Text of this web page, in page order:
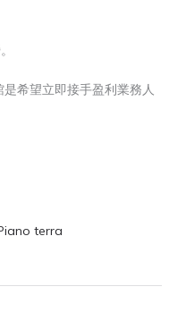
希望立即接手盈利業務人
terra